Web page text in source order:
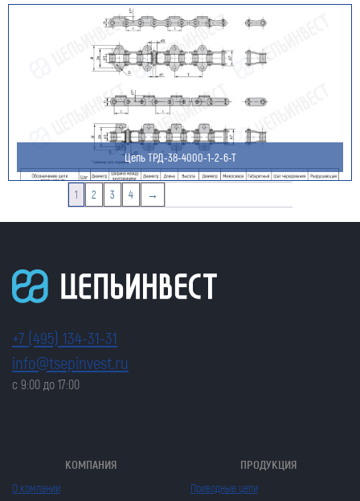
Цепь ТРД-38-4000-1-2-6-Т
1 2 3 4 →
+7 (495) 134-31-31
info@tsepinvest.ru
с 9:00 до 17:00
КОМПАНИЯ
О компании
ПРОДУКЦИЯ
Приводные цепи